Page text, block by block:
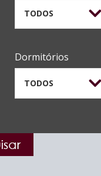
TODOS
Dormitórios
TODOS